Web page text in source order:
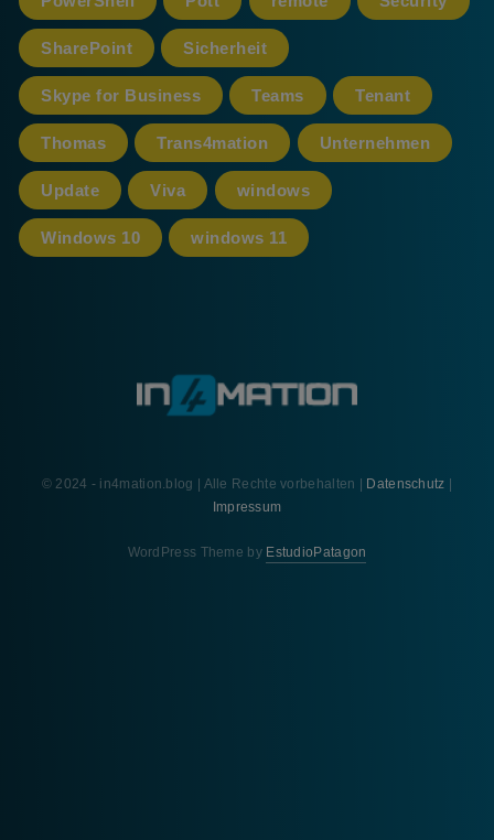
SharePoint Sicherheit
Skype for Business Teams Tenant
Thomas Trans4mation Unternehmen
Update Viva windows
Windows 10 windows 11
© 2024 - in4mation.blog | Alle Rechte vorbehalten | Datenschutz
Impressum
WordPress Theme by EstudioPatagon